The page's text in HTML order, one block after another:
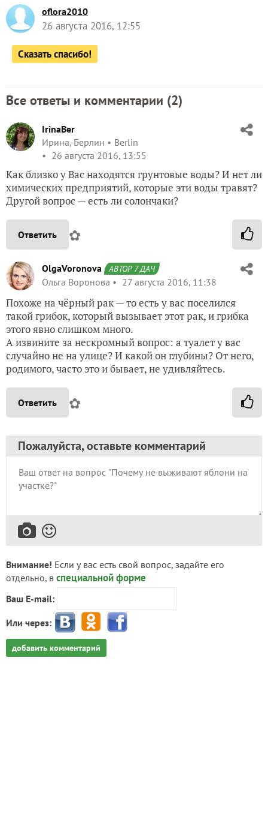
oflora2010
26 августа 2016, 12:55
Сказать спасибо!
Все ответы и комментарии (2)
IrinaBer
Ирина, Берлин
Berlin
26 августа 2016, 13:55
Как близко у Вас находятся грунтовые воды? И нет ли
химических предприятий, которые эти воды травят?
Другой вопрос — есть ли солончаки?
Ответить ✿
OlgaVoronova АВТОР 7 ДАЧ
Ольга Воронова 27 августа 2016, 11:38
Похоже на чёрный рак — то есть у вас поселился
такой грибок, который вызывает этот рак, и грибка
этого явно слишком много.
А извините за нескромный вопрос: а туалет у вас
случайно не на улице? И какой он глубины? От него,
родимого, часто это и бывает, не удивляйтесь.
Ответить ✿
Пожалуйста, оставьте комментарий
Внимание! Если у вас есть свой вопрос, задайте его
отдельно, в специальной форме
Ваш E-mail:
Или через:
добавить комментарий